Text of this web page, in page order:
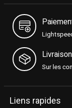
Sur les
Liens rapides